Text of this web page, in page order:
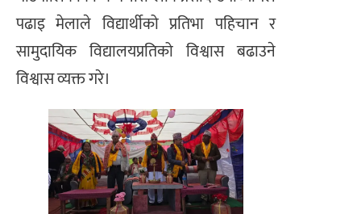
पढाइ मेलाले विद्यार्थीको प्रतिभा पहिचान र
सामुदायिक विद्यालयप्रतिको विश्वास बढाउने
विश्वास व्यक्त गरे।